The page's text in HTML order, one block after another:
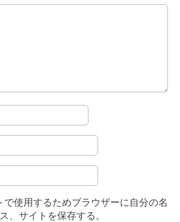
で使用するためブラウザーに自分の名
、サイトを保存する。